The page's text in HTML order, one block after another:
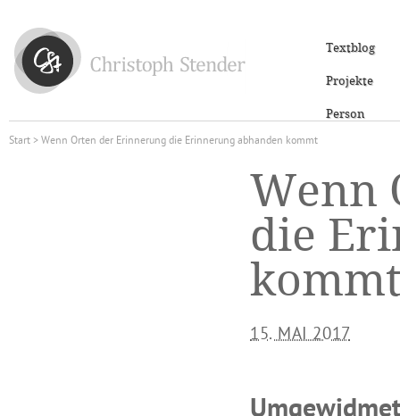
Textblog
Projekte
Person
Start> Wenn Orten der Erinnerung die Erinnerung abhanden kommt
Wenn
die
15. MAI 2017